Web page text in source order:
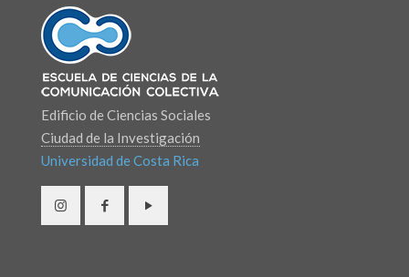
Edificio de Ciencias Sociales
Ciudad de la Investigación
Universidad de Costa Rica